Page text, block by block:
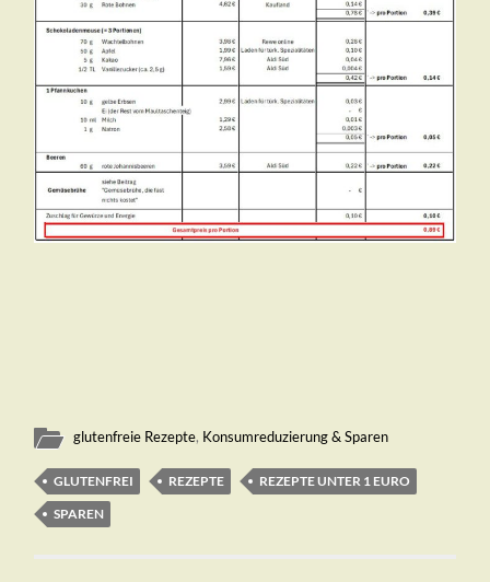
glutenfreie Rezepte, Konsumreduzierung & Sparen
GLUTENFREI REZEPTE
REZEPTE UNTER 1 EURO
SPAREN